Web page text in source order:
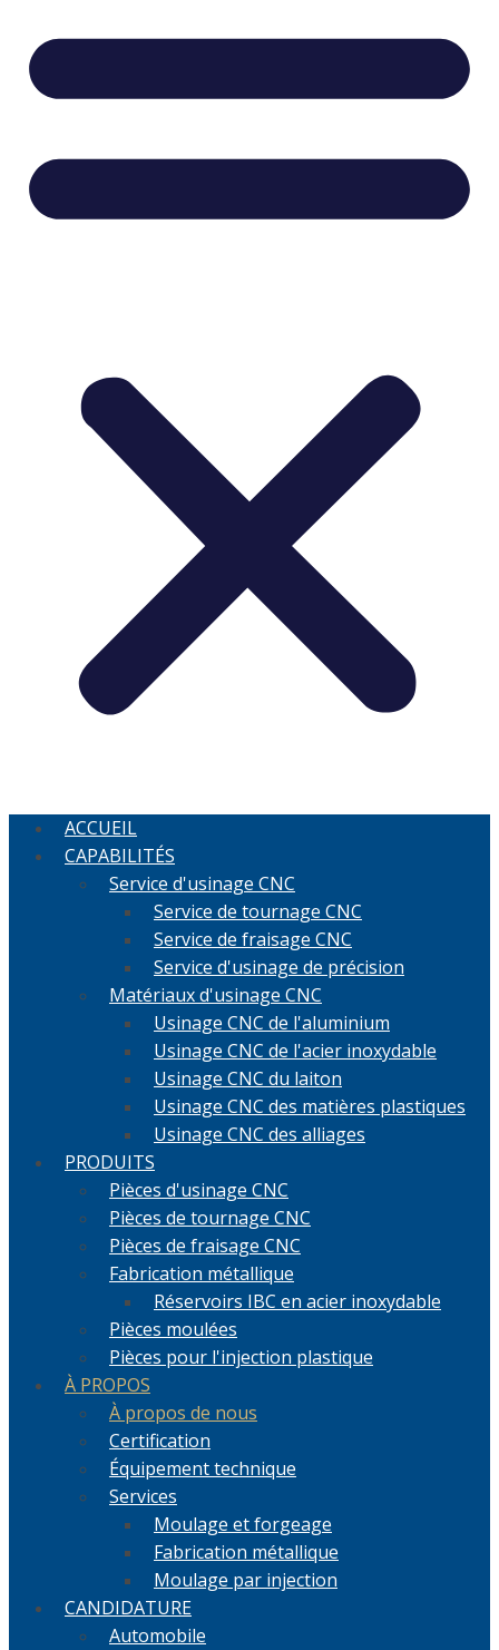
ACCUEIL
CAPABILITÉS
Service d'usinage CNC
Service de tournage CNC
Service de fraisage CNC
Service d'usinage de précision
Matériaux d'usinage CNC
Usinage CNC de l'aluminium
Usinage CNC de l'acier inoxydable
Usinage CNC du laiton
Usinage CNC des matières plastiques
Usinage CNC des alliages
PRODUITS
Pièces d'usinage CNC
Pièces de tournage CNC
Pièces de fraisage CNC
Fabrication métallique
Réservoirs IBC en acier inoxydable
Pièces moulées
Pièces pour l'injection plastique
À PROPOS
À propos de nous
Certification
Équipement technique
Services
Moulage et forgeage
Fabrication métallique
Moulage par injection
CANDIDATURE
Automobile